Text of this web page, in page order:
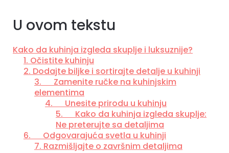
U ovom tekstu
Kako da kuhinja izgleda skuplje i luksuznije?
1. Očistite kuhinju
2. Dodajte biljke i sortirajte detalje u kuhinji
3. Zamenite ručke na kuhinjskim
elementima
4. Unesite prirodu u kuhinju
5. Kako da kuhinja izgleda skuplje:
Ne preterujte sa detaljima
6. Odgovarajuća svetla u kuhinji
7. Razmišljajte o završnim detaljima